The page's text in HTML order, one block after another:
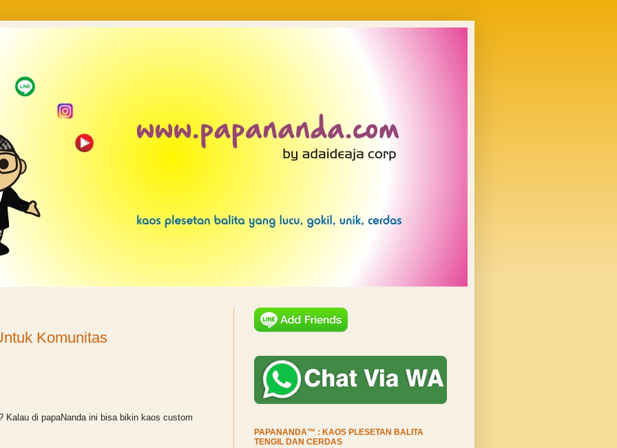
Komunitas
Kalau di papaNanda ini bisa bikin kaos custom
PAPANANDA™ : KAOS PLESETAN BALITA
TENGIL DAN CERDAS